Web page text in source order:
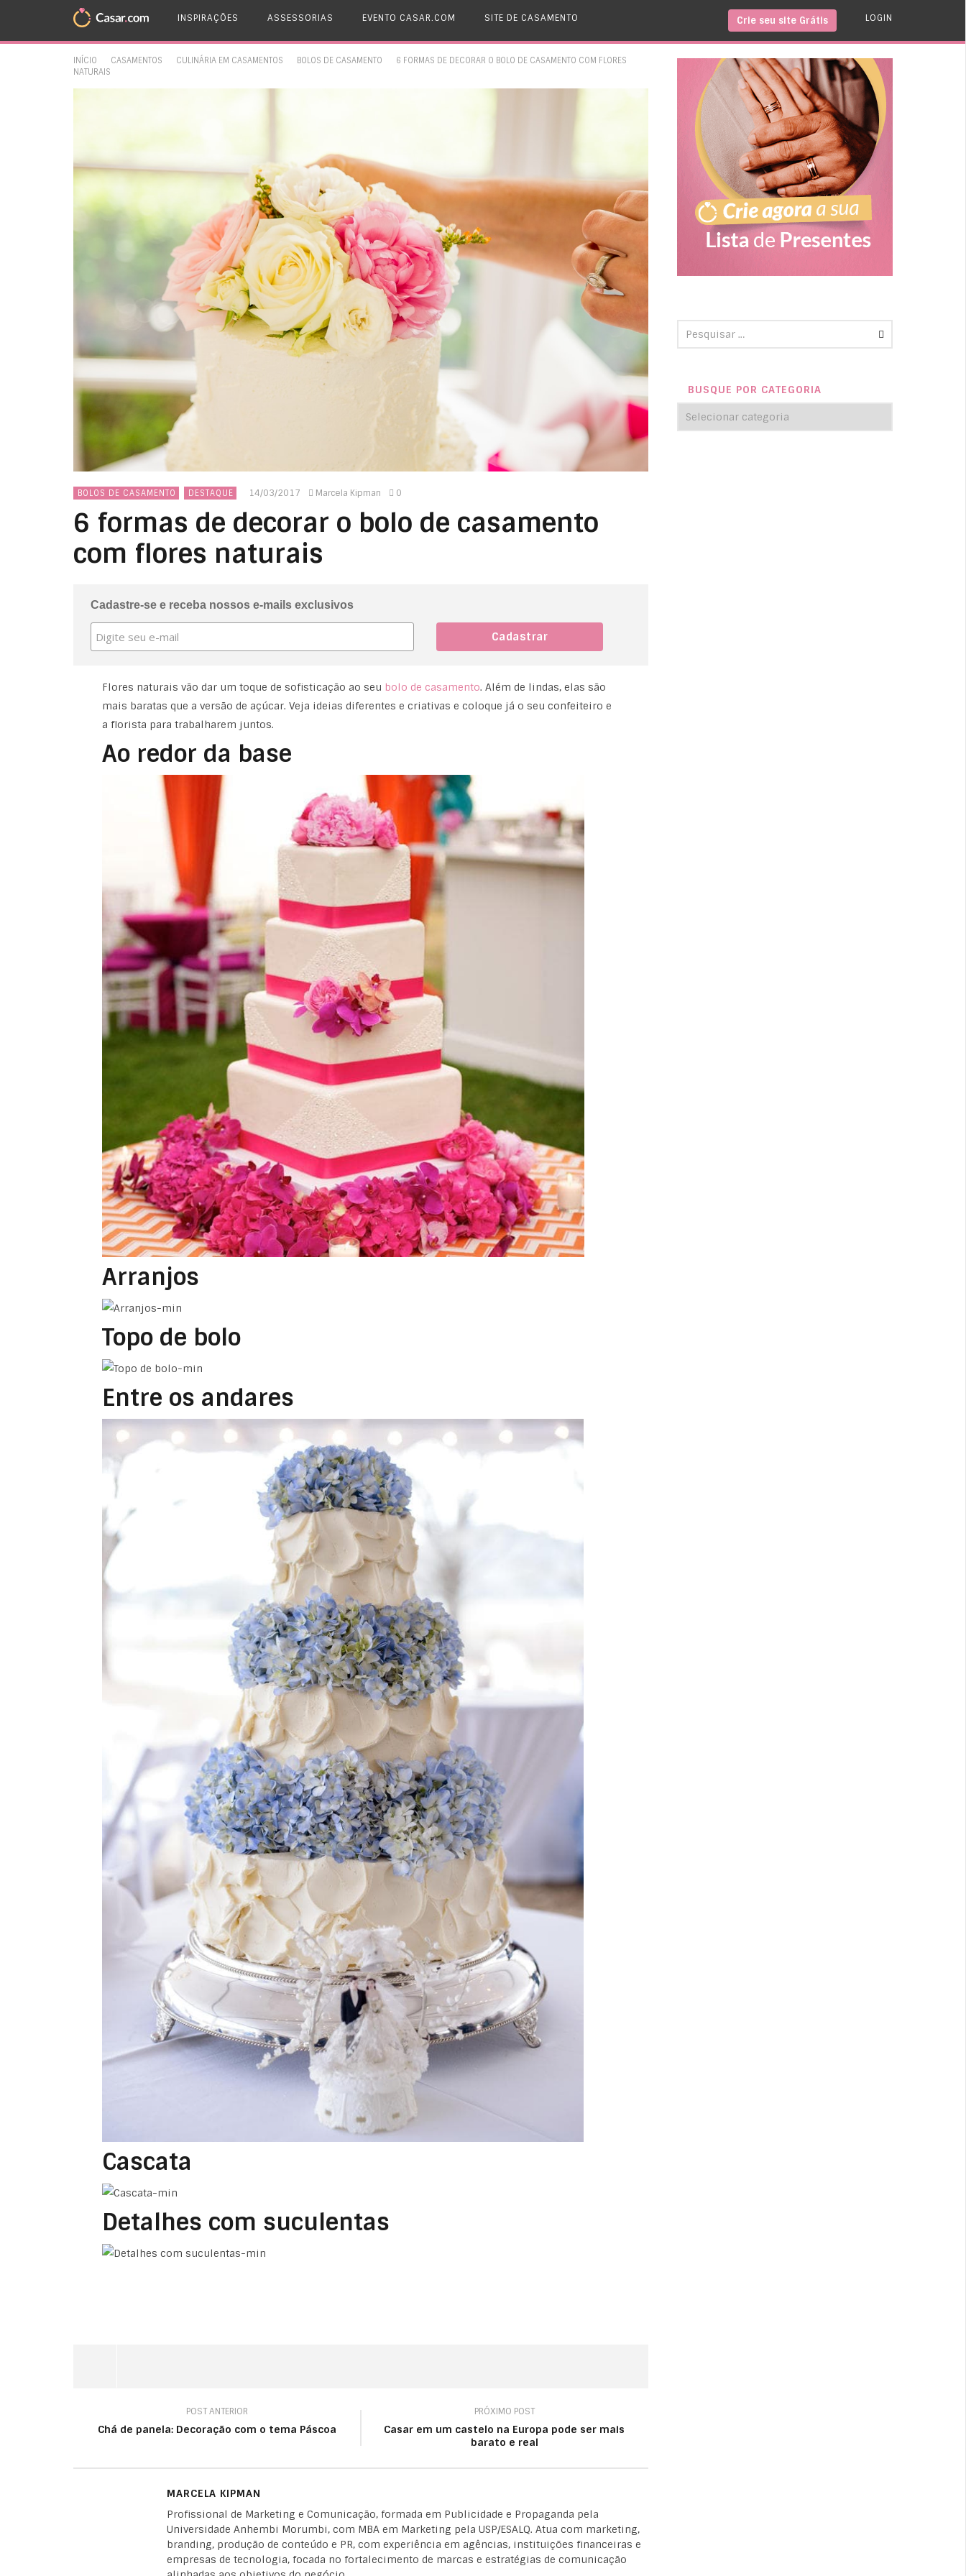
INSPIRAÇÕES ASSESSORIAS EVENTO CASAR.COM SITE DE CASAMENTO LOGIN
Crie seu site Grátis
INÍCIO CASAMENTOS CULINÁRIA EM CASAMENTOS BOLOS DE CASAMENTO
6 FORMAS DE DECORAR O BOLO DE CASAMENTO COM FLORES
NATURAIS
BOLOS DE CASAMENTO DESTAQUE 14/03/2017 Marcela Kipman 0
6 formas de decorar o bolo de casamento
com flores naturais
Cadastre-se e receba nossos e-mails exclusivos
Flores naturais vão dar um toque de sofisticação ao seu bolo de casamento. Além de lindas, elas são
mais baratas que a versão de açúcar. Veja ideias diferentes e criativas e coloque já o seu confeiteiro e
a florista para trabalharem juntos.
Ao redor da base
Arranjos
Topo de bolo
Entre os andares
Cascata
Detalhes com suculentas
POST ANTERIOR
Chá de panela: Decoração com o tema Páscoa
PRÓXIMO POST
Casar em um castelo na Europa pode ser mais
barato e real
MARCELA KIPMAN
Profissional de Marketing e Comunicação, formada em Publicidade e Propaganda pela
Universidade Anhembi Morumbi, com MBA em Marketing pela USP/ESALQ. Atua com marketing,
branding, produção de conteúdo e PR, com experiência em agências, instituições financeiras e
empresas de tecnologia, focada no fortalecimento de marcas e estratégias de comunicação
BUSQUE POR CATEGORIA